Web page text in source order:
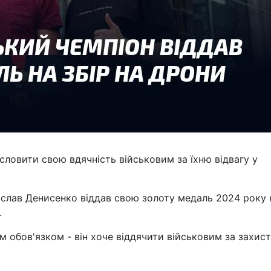
свою вдячність військовим за їхню відвагу у
Денисенко віддав свою золоту медаль 2024 року
- він хоче віддячити військовим за захист